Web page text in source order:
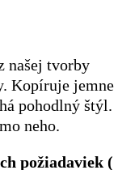
našej tvorby
Kopíruje jemne
pohodlný štýl.
neho.
požiadaviek (